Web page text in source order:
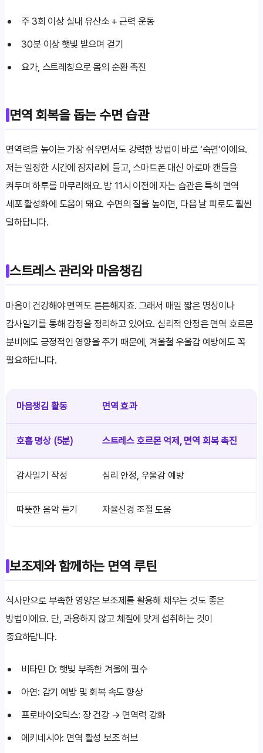
주 3회 이상 실내 유산소 + 근력 운동
30분 이상 햇빛 받으며 걷기
요가, 스트레칭으로 몸의 순환 촉진
면역 회복을 돕는 수면 습관
면역력을 높이는 가장 쉬우면서도 강력한 방법이 바로 ‘숙면’이에요.
저는 일정한 시간에 잠자리에 들고, 스마트폰 대신 아로마 캔들을
켜두며 하루를 마무리해요. 밤 11시 이전에 자는 습관은 특히 면역
세포 활성화에 도움이 돼요. 수면의 질을 높이면, 다음 날 피로도 훨씬
덜하답니다.
스트레스 관리와 마음챙김
마음이 건강해야 면역도 튼튼해지죠. 그래서 매일 짧은 명상이나
감사일기를 통해 감정을 정리하고 있어요. 심리적 안정은 면역 호르몬
분비에도 긍정적인 영향을 주기 때문에, 겨울철 우울감 예방에도 꼭
필요하답니다.
마음챙김 활동 면역 효과
호흡 명상 (5분) 스트레스 호르몬 억제, 면역 회복 촉진
감사일기 작성 심리 안정, 우울감 예방
따뜻한 음악 듣기 자율신경 조절 도움
보조제와 함께하는 면역 루틴
식사만으로 부족한 영양은 보조제를 활용해 채우는 것도 좋은
방법이에요. 단, 과용하지 않고 체질에 맞게 섭취하는 것이
중요하답니다.
비타민 D: 햇빛 부족한 겨울에 필수
아연: 감기 예방 및 회복 속도 향상
프로바이오틱스: 장 건강 → 면역력 강화
에키네시아: 면역 활성 보조 허브